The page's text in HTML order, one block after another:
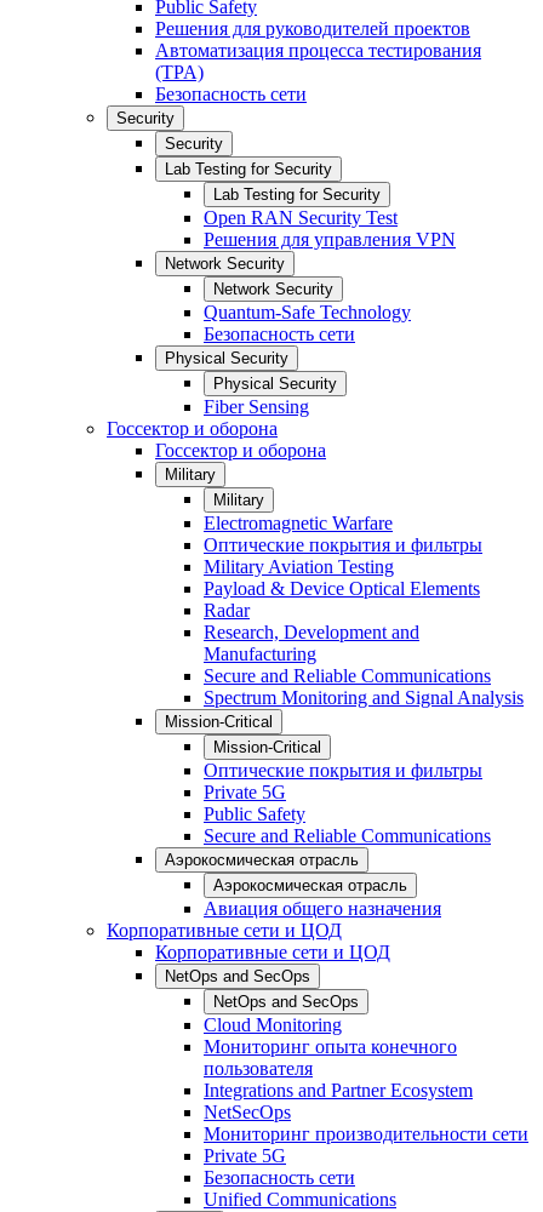
Public Safety
Решения для руководителей проектов
Автоматизация процесса тестирования
(TPA)
Безопасность сети
Security
Security
Lab Testing for Security
Lab Testing for Security
Open RAN Security Test
Решения для управления VPN
Network Security
Network Security
Quantum-Safe Technology
Безопасность сети
Physical Security
Physical Security
Fiber Sensing
Госсектор и оборона
Госсектор и оборона
Military
Military
Electromagnetic Warfare
Оптические покрытия и фильтры
Military Aviation Testing
Payload & Device Optical Elements
Radar
Research, Development and
Manufacturing
Secure and Reliable Communications
Spectrum Monitoring and Signal Analysis
Mission-Critical
Mission-Critical
Оптические покрытия и фильтры
Private 5G
Public Safety
Secure and Reliable Communications
Аэрокосмическая отрасль
Аэрокосмическая отрасль
Авиация общего назначения
Корпоративные сети и ЦОД
Корпоративные сети и ЦОД
NetOps and SecOps
NetOps and SecOps
Cloud Monitoring
Мониторинг опыта конечного
пользователя
Integrations and Partner Ecosystem
NetSecOps
Мониторинг производительности сети
Private 5G
Безопасность сети
Unified Communications